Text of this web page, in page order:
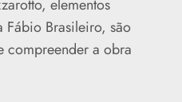
elementos
Fábio Brasileiro, são
compreender a obra